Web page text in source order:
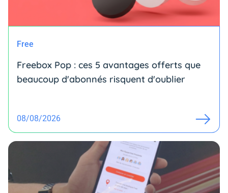
Free
Freebox Pop : ces 5 avantages offerts que
beaucoup d'abonnés risquent d'oublier
08/08/2026